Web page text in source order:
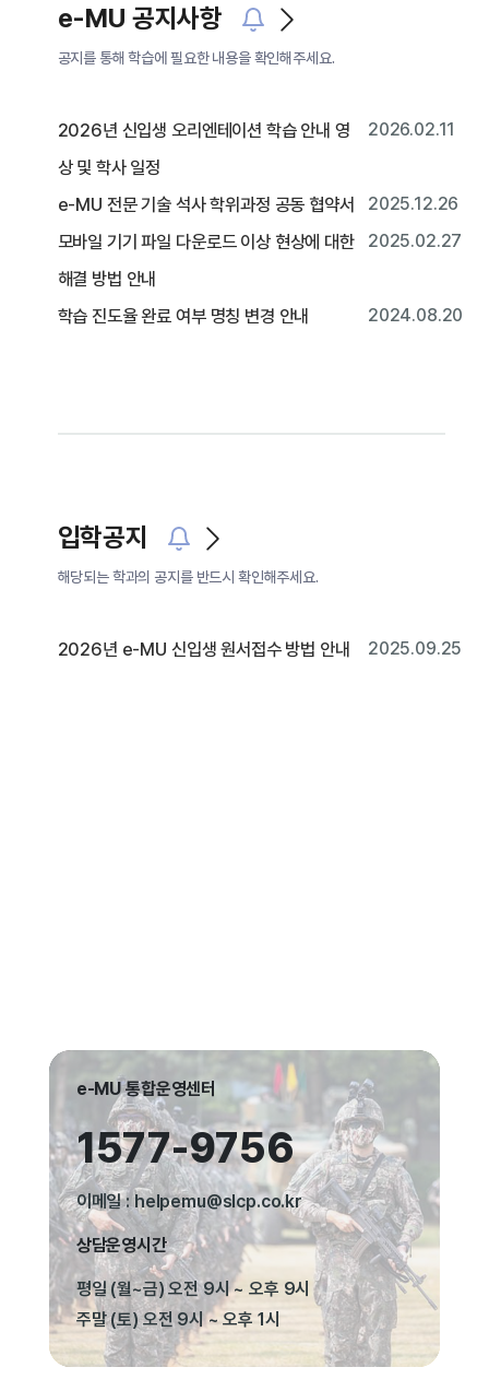
e-MU 공지사항
공지를 통해 학습에 필요한 내용을 확인해주세요.
2026년 신입생 오리엔테이션 학습 안내 영
상 및 학사 일정
2026.02.11
e-MU 전문 기술 석사 학위과정 공동 협약서 2025.12.26
모바일 기기 파일 다운로드 이상 현상에 대한
해결 방법 안내
2025.02.27
학습 진도율 완료 여부 명칭 변경 안내 2024.08.20
입학공지
해당되는 학과의 공지를 반드시 확인해주세요.
2026년 e-MU 신입생 원서접수 방법 안내 2025.09.25
e-MU 통합운영센터
1577-9756
이메일 : helpemu@slcp.co.kr
상담운영시간
평일 (월~금) 오전 9시 ~ 오후 9시
주말 (토) 오전 9시 ~ 오후 1시